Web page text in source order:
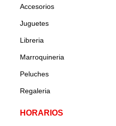
Accesorios
Juguetes
Libreria
Marroquineria
Peluches
Regaleria
HORARIOS